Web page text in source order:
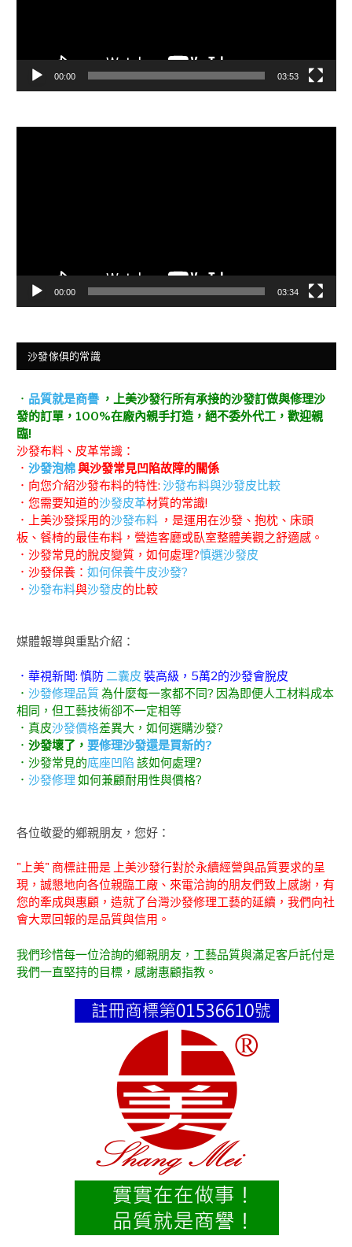
00:00 03:53
00:00 03:34
沙發傢俱的常識
． 品質就是商譽，上美沙發行所有承接的沙發訂做與修理沙
發的訂單，100%在廠內親手打造，絕不委外代工，歡迎親
臨!
沙發布料、皮革常識：
． 沙發泡棉與沙發常見凹陷故障的關係
．向您介紹沙發布料的特性: 沙發布料與沙發皮比較
．您需要知道的沙發皮革材質的常識!
．上美沙發採用的沙發布料 ，是運用在沙發、抱枕、床頭
板、餐椅的最佳布料，營造客廳或臥室整體美觀之舒適感。
．沙發常見的脫皮變質，如何處理?慎選沙發皮
．沙發保養： 如何保養牛皮沙發?
． 沙發布料與沙發皮的比較
媒體報導與重點介紹：
．華視新聞: 慎防二囊皮 裝高級，5萬2的沙發會脫皮
． 沙發修理品質為什麼每一家都不同? 因為即便人工材料成本
相同，但工藝技術卻不一定相等
．真皮沙發價格差異大，如何選購沙發?
． 沙發壞了， 要修理沙發還是買新的?
．沙發常見的底座凹陷 該如何處理?
． 沙發修理 如何兼顧耐用性與價格?
各位敬愛的鄉親朋友，您好：
"上美" 商標註冊是 上美沙發行對於永續經營與品質要求的呈
現，誠懇地向各位親臨工廠、來電洽詢的朋友們致上感謝，有
您的牽成與惠顧，造就了台灣沙發修理工藝的延續，我們向社
會大眾回報的是品質與信用。
我們珍惜每一位洽詢的鄉親朋友，工藝品質與滿足客戶託付是
我們一直堅持的目標，感謝惠顧指教。